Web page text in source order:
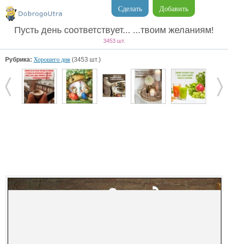
Добавить
Сделать
Пусть день соответствует... ...твоим желаниям!
3453 шт.
Рубрика: Хорошего дня (3453 шт.)